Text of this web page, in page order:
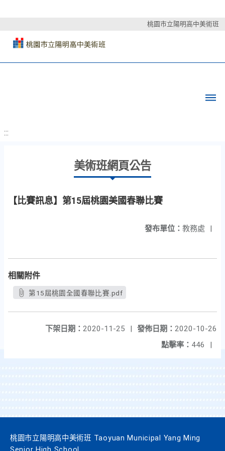
桃園市立陽明高中美術班
:::
美術班網頁公告
【比賽訊息】第15屆桃園美國春聯比賽
發布單位： 教務處 |
相關附件
第15屆桃園全國春聯比賽.pdf
發佈日期： 2020-10-26
下架日期： 2020-11-25
|
點擊率： 446 |
桃園市立陽明高中美術班 Taoyuan Municipal Yang Ming